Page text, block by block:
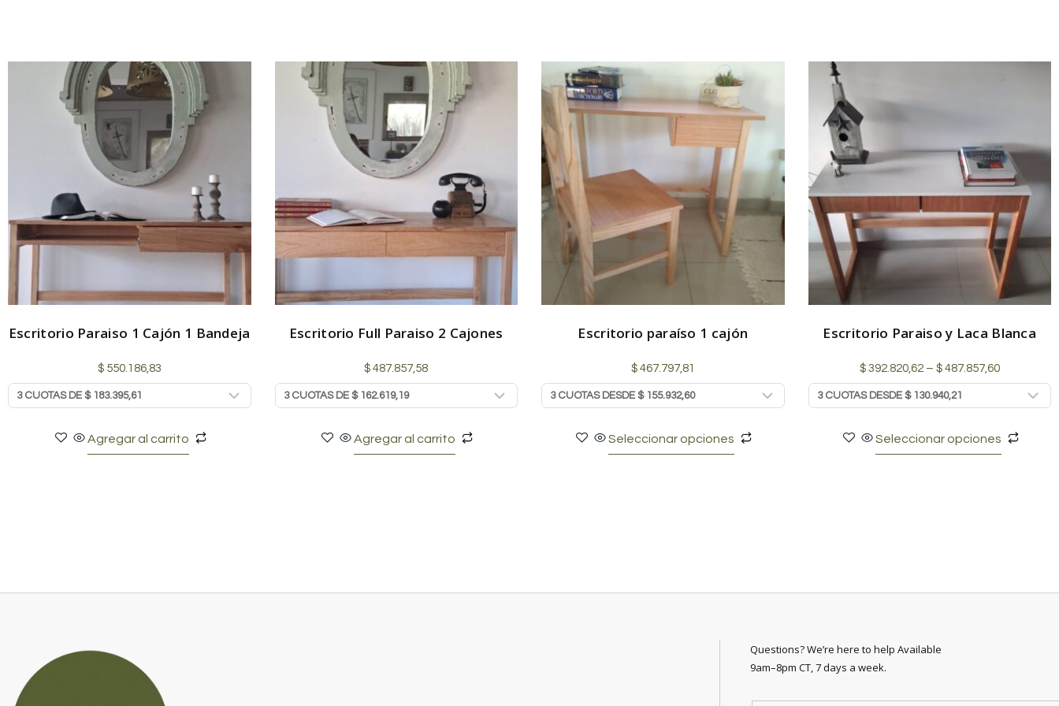
Escritorio Paraiso 1 Cajón 1 Bandeja
$550.186,83
Agregar al carrito
Escritorio Full Paraiso 2 Cajones
$ 487.857,58
Agregar al carrito
Escritorio paraíso 1 cajón
$467.797,81
Seleccionar opciones
Escritorio Paraiso y Laca Blanca
$392.820,62 – $487.857,60
Seleccionar opciones
Questions? We’re here to help Available
9am–8pm CT, 7 days a week.